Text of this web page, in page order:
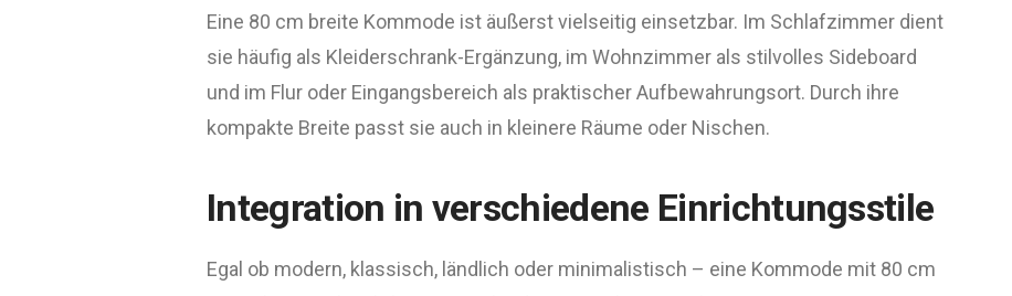
Eine 80 cm breite Kommode ist äußerst vielseitig einsetzbar. Im Schlafzimmer dient
sie häufig als Kleiderschrank-Ergänzung, im Wohnzimmer als stilvolles Sideboard
und im Flur oder Eingangsbereich als praktischer Aufbewahrungsort. Durch ihre
kompakte Breite passt sie auch in kleinere Räume oder Nischen.
Integration in verschiedene Einrichtungsstile
Egal ob modern, klassisch, ländlich oder minimalistisch – eine Kommode mit 80 cm